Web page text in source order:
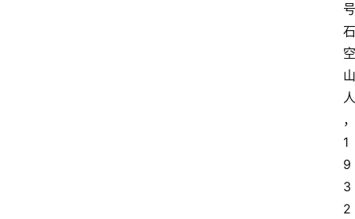
号
石
空
山
人
，
1
9
3
2